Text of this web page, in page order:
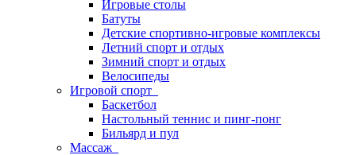
Игровые столы
Батуты
Детские спортивно-игровые комплексы
Летний спорт и отдых
Зимний спорт и отдых
Велосипеды
Игровой спорт
Баскетбол
Настольный теннис и пинг-понг
Бильярд и пул
Массаж